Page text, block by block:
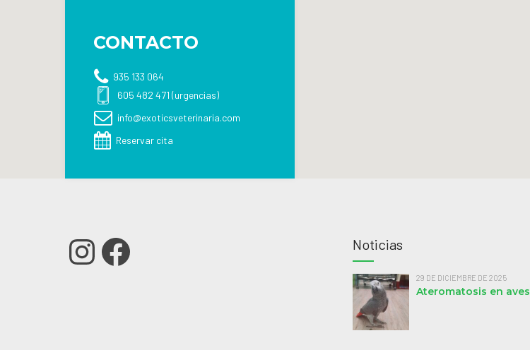
CONTACTO
935 133 064
605 482 471 (urgencias)
info@exoticsveterinaria.com
Reservar cita
Instagram
Facebook Noticias
29 DE DICIEMBRE DE 2025
Ateromatosis en aves